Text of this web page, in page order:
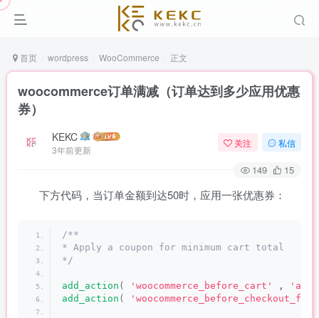
首页 wordpress WooCommerce 正文
woocommerce订单满减（订单达到多少应用优惠
券）
KEKC
3年前更新
关注 私信
149 15
下方代码，当订单金额到达50时，应用一张优惠券：
/**
* Apply a coupon for minimum cart total
*/
add_action ( 'woocommerce_before_cart' ,
add_action (